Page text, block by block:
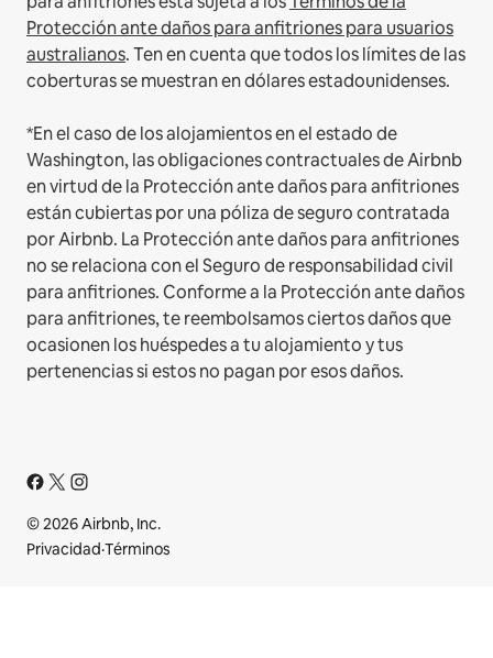
Protección ante daños para anfitriones para usuarios
australianos. Ten en cuenta que todos los límites de las
coberturas se muestran en dólares estadounidenses.
*En el caso de los alojamientos en el estado de
Washington, las obligaciones contractuales de Airbnb
en virtud de la Protección ante daños para anfitriones
están cubiertas por una póliza de seguro contratada
por Airbnb. La Protección ante daños para anfitriones
no se relaciona con el Seguro de responsabilidad civil
para anfitriones. Conforme a la Protección ante daños
para anfitriones, te reembolsamos ciertos daños que
ocasionen los huéspedes a tu alojamiento y tus
pertenencias si estos no pagan por esos daños.
© 2026 Airbnb, Inc.
Privacidad·Términos